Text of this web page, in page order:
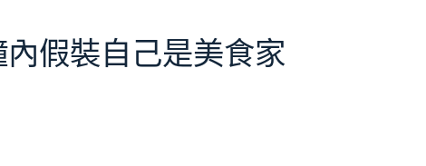
假裝自己是美食家